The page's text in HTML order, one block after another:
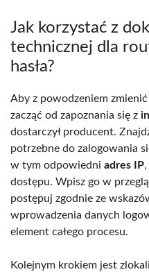
Jak korzystać z
technicznej dla
hasła?
Aby z powodzeniem
zacząć od zapoznania się z
dostarczył producent.
potrzebne do zalogowania
w tym odpowiedni adres IP
dostępu. Wpisz go w
postępuj zgodnie ze
wprowadzenia danych
element całego procesu.
Kolejnym krokiem jest